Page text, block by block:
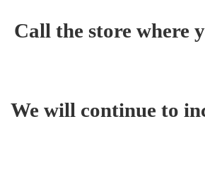
Call the store where
We will continue to